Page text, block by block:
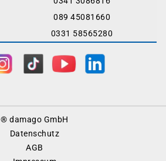
089 45081660
0331 58565280
® damago GmbH
Datenschutz
AGB